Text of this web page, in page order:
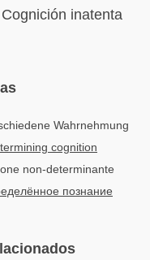
Cognición inatenta
Wahrnehmung
cognition
non-determinante
познание